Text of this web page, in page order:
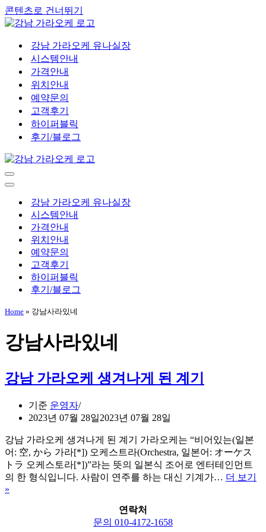
콘텐츠로 건너뛰기
강남 가라오케 유나실장
시스템안내
가격안내
위치안내
예약문의
고객후기
하이퍼블릭
후기/블로그
내
비
내
강남 가라오케 유나실장
시스템안내
가격안내
위치안내
예약문의
고객후기
하이퍼블릭
후기/블로그
Home » 강남사라있네
강남사라있네
강남 가라오케 생겨나게 된 계기
기준 운영자
2023년 07월 28일2023년 07월 28일
강남 가라오케 생겨나게 된 계기 가라오케는 “비어있는(일본
어: 空, から 가라[*]) 오케스트라(Orchestra, 일본어: オーケス
トラ 오케스토라[*])”라는 뜻의 일본식 조어로 엔터테인먼트
의 한 형식입니다. 사람이 연주를 하는 대신 기계가… 더 보기
»
연락처
문의 010-4172-1658